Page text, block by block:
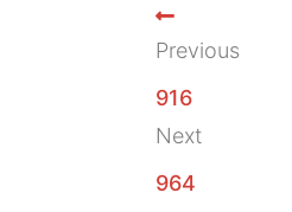
Previous
916
Next
964